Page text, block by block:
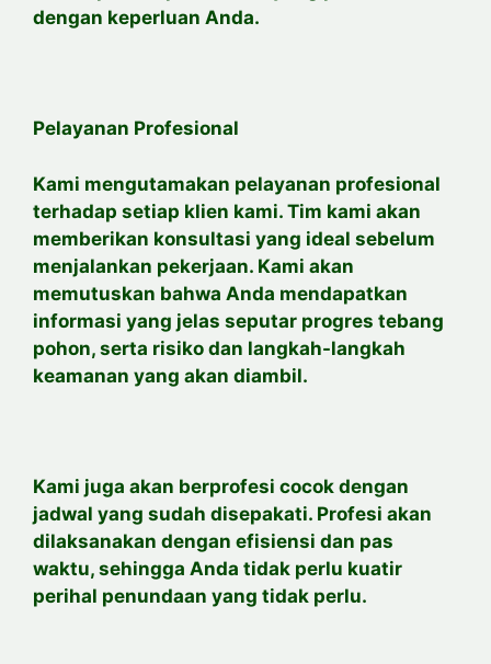
dengan keperluan Anda.
Pelayanan Profesional
Kami mengutamakan pelayanan profesional
terhadap setiap klien kami. Tim kami akan
memberikan konsultasi yang ideal sebelum
menjalankan pekerjaan. Kami akan
memutuskan bahwa Anda mendapatkan
informasi yang jelas seputar progres tebang
pohon, serta risiko dan langkah-langkah
keamanan yang akan diambil.
Kami juga akan berprofesi cocok dengan
jadwal yang sudah disepakati. Profesi akan
dilaksanakan dengan efisiensi dan pas
waktu, sehingga Anda tidak perlu kuatir
perihal penundaan yang tidak perlu.